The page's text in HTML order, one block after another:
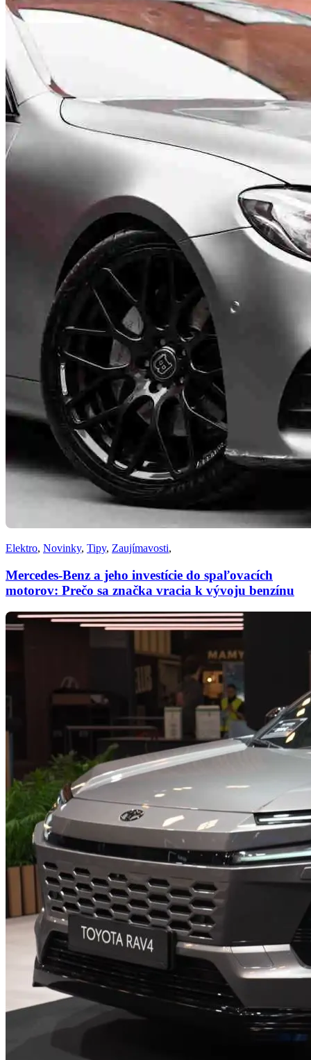
Elektro, Novinky, Tipy, Zaujímavosti,
Mercedes-Benz a jeho investície do spaľovacích
motorov: Prečo sa značka vracia k vývoju benzínu